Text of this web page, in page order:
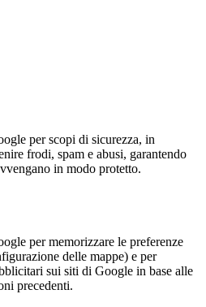
per scopi di sicurezza, in
frodi, spam e abusi, garantendo
in modo protetto.
per memorizzare le preferenze
delle mappe) e per
sui siti di Google in base alle
precedenti.